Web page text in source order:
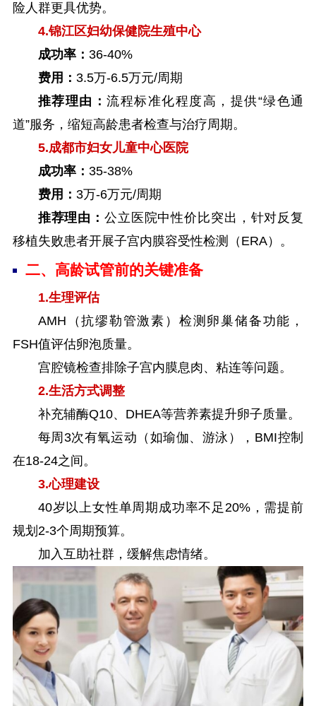
险人群更具优势。
4.锦江区妇幼保健院生殖中心
成功率： 36-40%
费用： 3.5万-6.5万元/周期
推荐理由：流程标准化程度高，提供“绿色通
道”服务，缩短高龄患者检查与治疗周期。
5.成都市妇女儿童中心医院
成功率： 35-38%
费用： 3万-6万元/周期
推荐理由：公立医院中性价比突出，针对反复
移植失败患者开展子宫内膜容受性检测（ERA）。
二、高龄试管前的关键准备
1.生理评估
AMH（抗缪勒管激素）检测卵巢储备功能，
FSH值评估卵泡质量。
宫腔镜检查排除子宫内膜息肉、粘连等问题。
2.生活方式调整
补充辅酶Q10、DHEA等营养素提升卵子质量。
每周3次有氧运动（如瑜伽、游泳），BMI控制
在18-24之间。
3.心理建设
40岁以上女性单周期成功率不足20%，需提前
规划2-3个周期预算。
加入互助社群，缓解焦虑情绪。